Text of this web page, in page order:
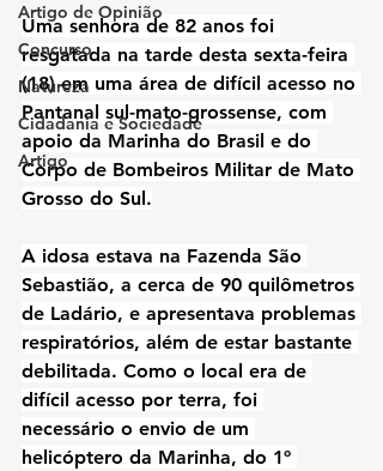
Artigo de Opinião
Concurso
Natureza
Cidadania e Sociedade
Artigo
Uma senhora de 82 anos foi
resgatada na tarde desta sexta-feira
(18) em uma área de difícil acesso no
Pantanal sul-mato-grossense, com
apoio da Marinha do Brasil e do
Corpo de Bombeiros Militar de Mato
Grosso do Sul .
A idosa estava na Fazenda São
Sebastião, a cerca de 90 quilômetros
de Ladário, e apresentava problemas
respiratórios, além de estar bastante
debilitada. Como o local era de
difícil acesso por terra, foi
necessário o envio de um
helicóptero da Marinha, do 1º